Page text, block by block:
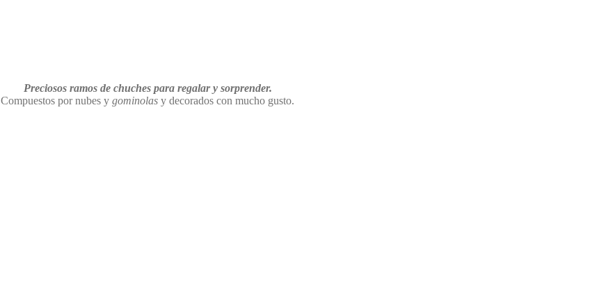
Preciosos ramos de chuches para regalar y sorprender.
Compuestos por nubes y gominolas y decorados con mucho gusto.